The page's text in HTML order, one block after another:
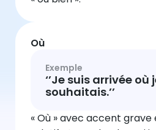
Où
Exemple
‘’Je suis arrivée où
souhaitais.’’
« Où » avec accent